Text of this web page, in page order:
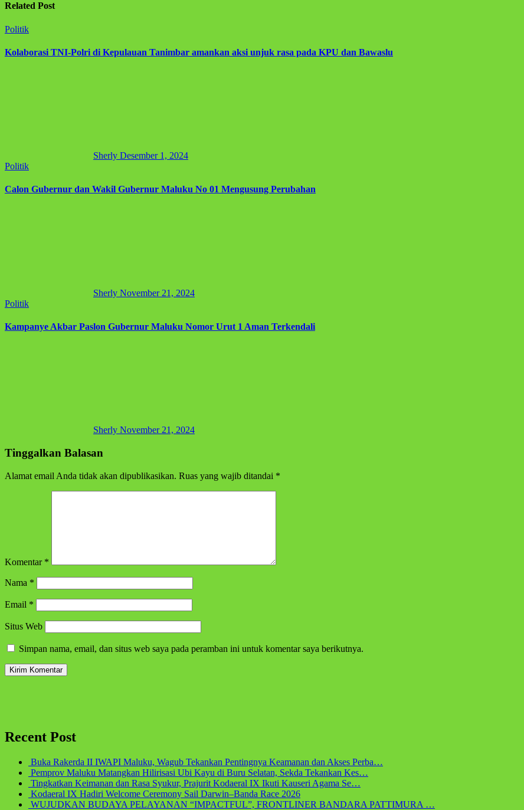
Related Post
Politik
Kolaborasi TNI-Polri di Kepulauan Tanimbar amankan aksi unjuk rasa pada KPU dan Bawaslu
Sherly Desember 1, 2024
Politik
Calon Gubernur dan Wakil Gubernur Maluku No 01 Mengusung Perubahan
Sherly November 21, 2024
Politik
Kampanye Akbar Paslon Gubernur Maluku Nomor Urut 1 Aman Terkendali
Sherly November 21, 2024
Tinggalkan Balasan
Alamat email Anda tidak akan dipublikasikan. Ruas yang wajib ditandai *
Komentar *
Nama *
Email *
Situs Web
Simpan nama, email, dan situs web saya pada peramban ini untuk komentar saya berikutnya.
Recent Post
Buka Rakerda II IWAPI Maluku, Wagub Tekankan Pentingnya Keamanan dan Akses Perba…
Pemprov Maluku Matangkan Hilirisasi Ubi Kayu di Buru Selatan, Sekda Tekankan Kes…
Tingkatkan Keimanan dan Rasa Syukur, Prajurit Kodaeral IX Ikuti Kauseri Agama Se…
Kodaeral IX Hadiri Welcome Ceremony Sail Darwin–Banda Race 2026
WUJUDKAN BUDAYA PELAYANAN “IMPACTFUL”, FRONTLINER BANDARA PATTIMURA …